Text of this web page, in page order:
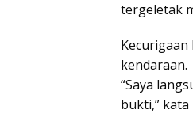
tergeletak
kendaraan.
“Saya
bukti,” kata